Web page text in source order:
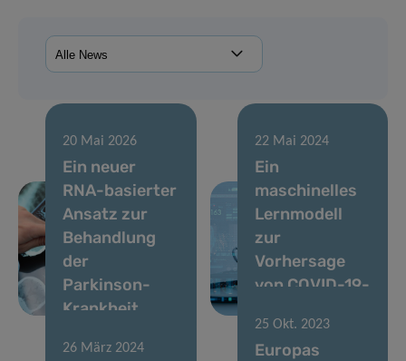
20 Mai 2026
Ein neuer
RNA-basierter
Ansatz zur
Behandlung
der
Parkinson-
Krankheit
22 Mai 2024
Ein
maschinelles
Lernmodell
zur
Vorhersage
von COVID-19-
26 März 2024
25 Okt. 2023
Europas